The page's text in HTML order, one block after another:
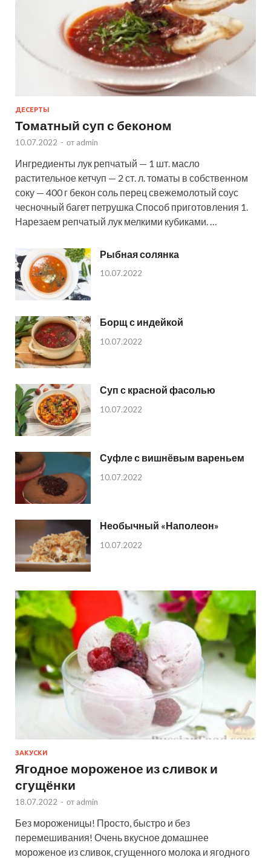
ДЕСЕРТЫ
Томатный суп с беконом
10.07.2022 - от admin
Ингредиенты лук репчатый — 1 шт. масло
растительное кетчуп — 2 ст. л. томаты в собственном
соку — 400 г бекон соль перец свежемолотый соус
чесночный багет петрушка Способ приготовления 1.
Нарезаем репчатый лук мелкими кубиками. …
Рыбная солянка
10.07.2022
Борщ с индейкой
10.07.2022
Суп с красной фасолью
10.07.2022
Суфле с вишнёвым вареньем
10.07.2022
Необычный «Наполеон»
10.07.2022
ЗАКУСКИ
Ягодное мороженое из сливок и
сгущёнки
18.07.2022 - от admin
Без мороженицы! Просто, быстро и без
перемешивания! Очень вкусное домашнее
мороженое из сливок, сгущенного молока и ягодного